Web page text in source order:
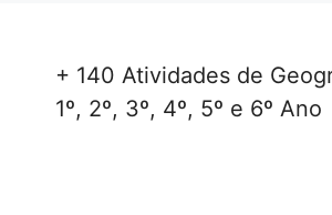
+ 140 Atividades de
1º, 2º, 3º, 4º, 5º e 6º Ano